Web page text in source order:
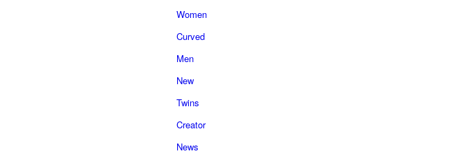
Women
Curved
Men
New
Twins
Creator
News